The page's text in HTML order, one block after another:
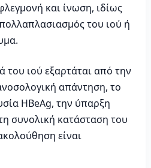
και ίνωση, ιδίως
του ιού ή
του ιού εξαρτάται από την
απάντηση, το
HBeAg, την ύπαρξη
συνολική κατάσταση του
είναι